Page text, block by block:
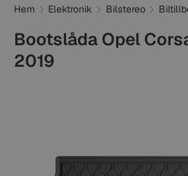
Hem Elektronik Bilstereo
Bootslåda Opel
2019